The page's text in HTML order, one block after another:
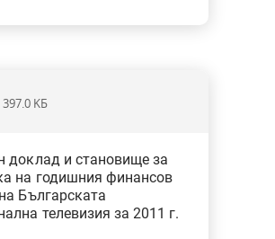
397.0 KБ
доклад и становище за
на годишния финансов
Българската
телевизия за 2011 г.